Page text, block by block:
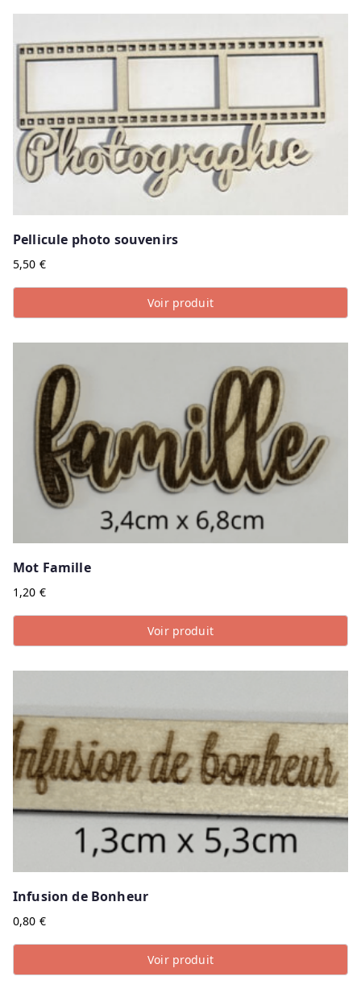
Pellicule photo souvenirs
5,50 €
Voir produit
Mot Famille
1,20 €
Voir produit
Infusion de Bonheur
0,80 €
Voir produit